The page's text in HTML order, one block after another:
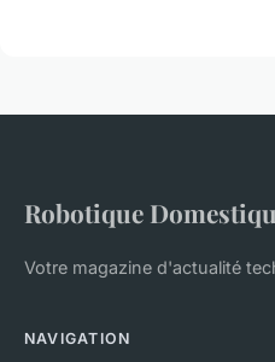
Robotique
Votre magazine d'actualité
NAVIGATION